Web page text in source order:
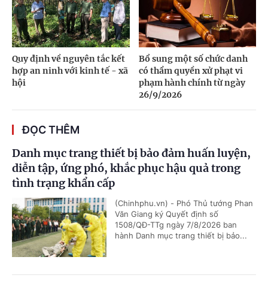
Quy định về nguyên tắc kết
hợp an ninh với kinh tế - xã
hội
Bổ sung một số chức danh
có thẩm quyền xử phạt vi
phạm hành chính từ ngày
26/9/2026
ĐỌC THÊM
Danh mục trang thiết bị bảo đảm huấn luyện,
diễn tập, ứng phó, khắc phục hậu quả trong
tình trạng khẩn cấp
(Chinhphu.vn) - Phó Thủ tướng Phan
Văn Giang ký Quyết định số
1508/QĐ-TTg ngày 7/8/2026 ban
hành Danh mục trang thiết bị bảo...